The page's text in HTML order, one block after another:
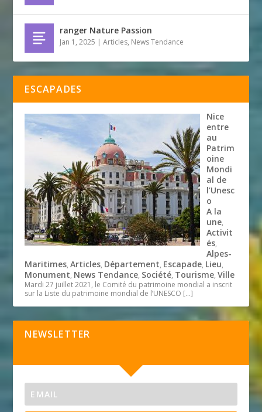
ranger Nature Passion
Jan 1, 2025 |Articles, News Tendance
ESCAPADES
Nice
entre
au
Patrim
oine
Mondi
al de
l’Unesc
o
A la
une,
Activit
és,
Alpes-
Maritimes,Articles, Département, Escapade, Lieu,
Monument, News Tendance, Société, Tourisme,Ville
Mardi 27 juillet 2021, le Comité du patrimoine mondial a inscrit
sur la Liste du patrimoine mondial de l’UNESCO […]
NEWSLETTER